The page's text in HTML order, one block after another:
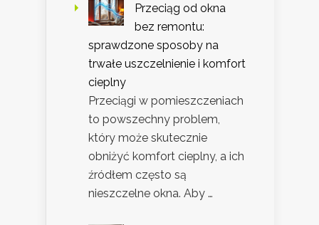
Przeciąg od okna
bez remontu:
sprawdzone sposoby na
trwałe uszczelnienie i komfort
cieplny
Przeciągi w pomieszczeniach
to powszechny problem,
który może skutecznie
obniżyć komfort cieplny, a ich
źródłem często są
nieszczelne okna. Aby …